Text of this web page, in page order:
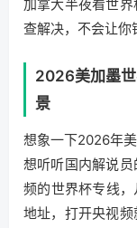
加拿大半夜看世
查解决，不会让你
2026美加墨
景
想象一下2026年
想听听国内解说
频的世界杯专线
地址，打开央视